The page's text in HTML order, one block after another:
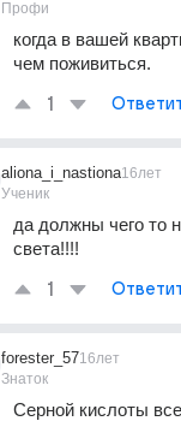
Профи
когда в вашей
чем поживиться.
1
aliona_i_nastiona
Ученик
16лет
да должны чего то
света!!!!
1
forester_57
Знаток
16лет
Серной кислоты